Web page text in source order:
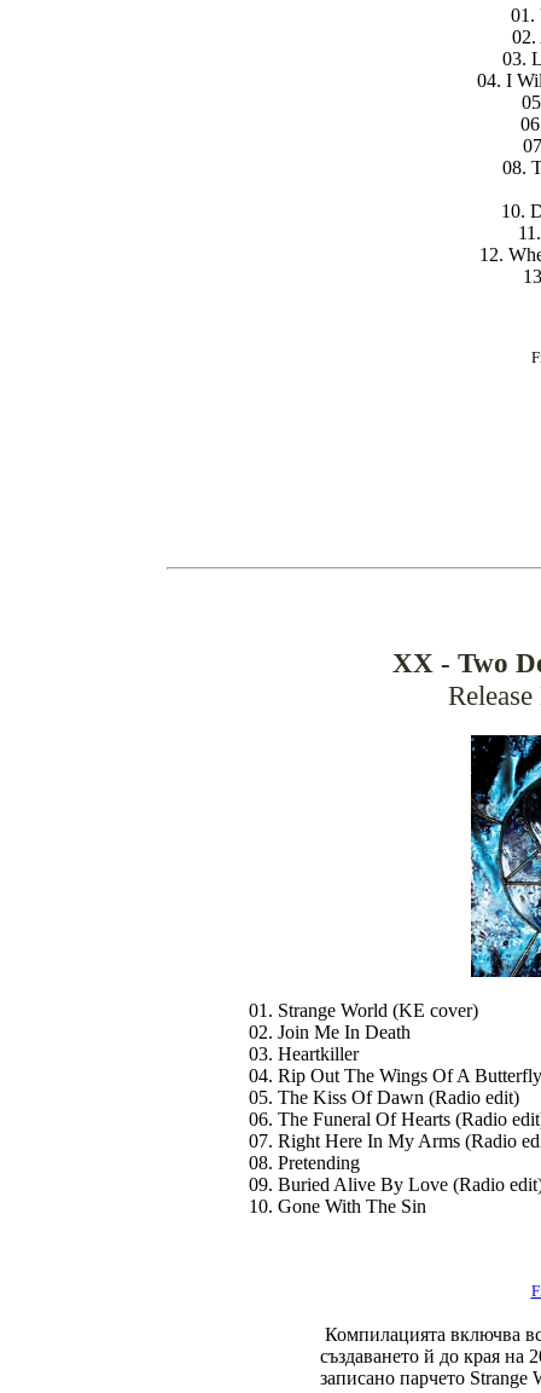
01.
02.
03.
04. I
08.
10.
12.
XX - Two
01. Strange World (KE cover)
02. Join Me In Death
03. Heartkiller
04. Rip Out The Wings Of A Butterfly
05. The Kiss Of Dawn (Radio edit)
06. The Funeral Of Hearts (Radio
07. Right Here In My Arms (Radio
08. Pretending
09. Buried Alive By Love (Radio
10. Gone With The Sin
Компилацията включва
създаването й до края на
записано парчето